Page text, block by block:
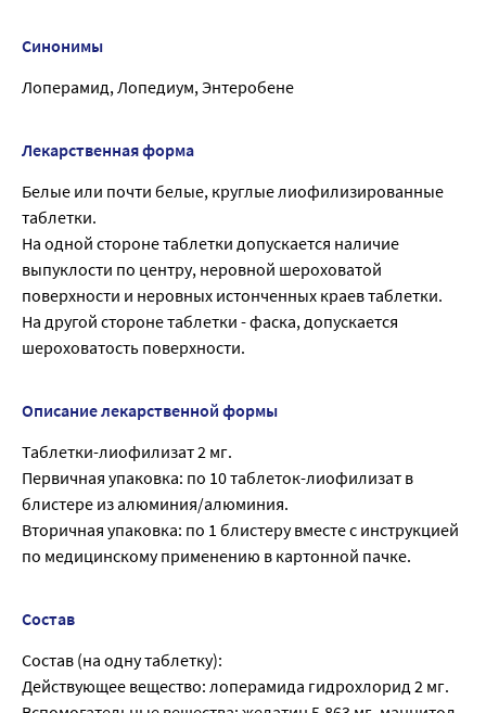
Синонимы
Лоперамид, Лопедиум, Энтеробене
Лекарственная форма
Белые или почти белые, круглые лиофилизированные
таблетки.
На одной стороне таблетки допускается наличие
выпуклости по центру, неровной шероховатой
поверхности и неровных истонченных краев таблетки.
На другой стороне таблетки - фаска, допускается
шероховатость поверхности.
Описание лекарственной формы
Таблетки-лиофилизат 2 мг.
Первичная упаковка: по 10 таблеток-лиофилизат в
блистере из алюминия/алюминия.
Вторичная упаковка: по 1 блистеру вместе с инструкцией
по медицинскому применению в картонной пачке.
Состав
Состав (на одну таблетку):
Действующее вещество: лоперамида гидрохлорид 2 мг.